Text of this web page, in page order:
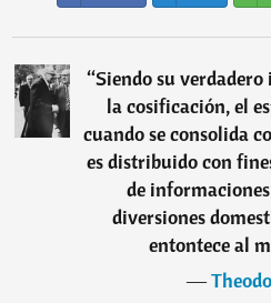
“Siendo su
la cosificación, el
cuando se consolida
es distribuido con
de
diversiones
entontece al
―